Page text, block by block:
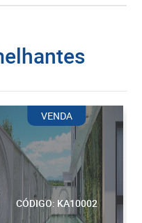
CÓDIGO: KA10002
VENDA